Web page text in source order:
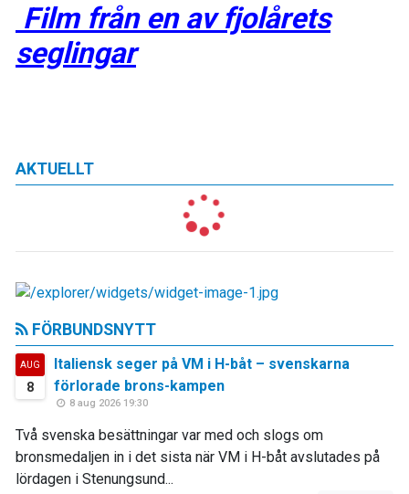
AKTUELLT
Film från en av fjolårets
seglingar
FÖRBUNDSNYTT
AUG
8
Italiensk seger på VM i H-båt – svenskarna
förlorade brons-kampen
8 aug 2026 19:30
Två svenska besättningar var med och slogs om
bronsmedaljen in i det sista när VM i H-båt avslutades på
lördagen i Stenungsund...